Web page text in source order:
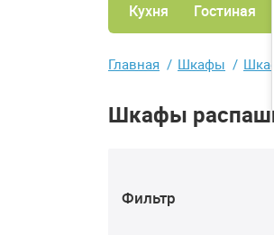
Кухня Гостиная
Главная Шкафы
Шкафы
Фильтр